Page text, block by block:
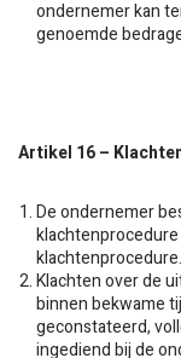
ondernemer kan
genoemde
Artikel 16 –
De ondernemer
klachtenprocedure.
Klachten over de
binnen bekwame
geconstateerd,
ingediend bij de